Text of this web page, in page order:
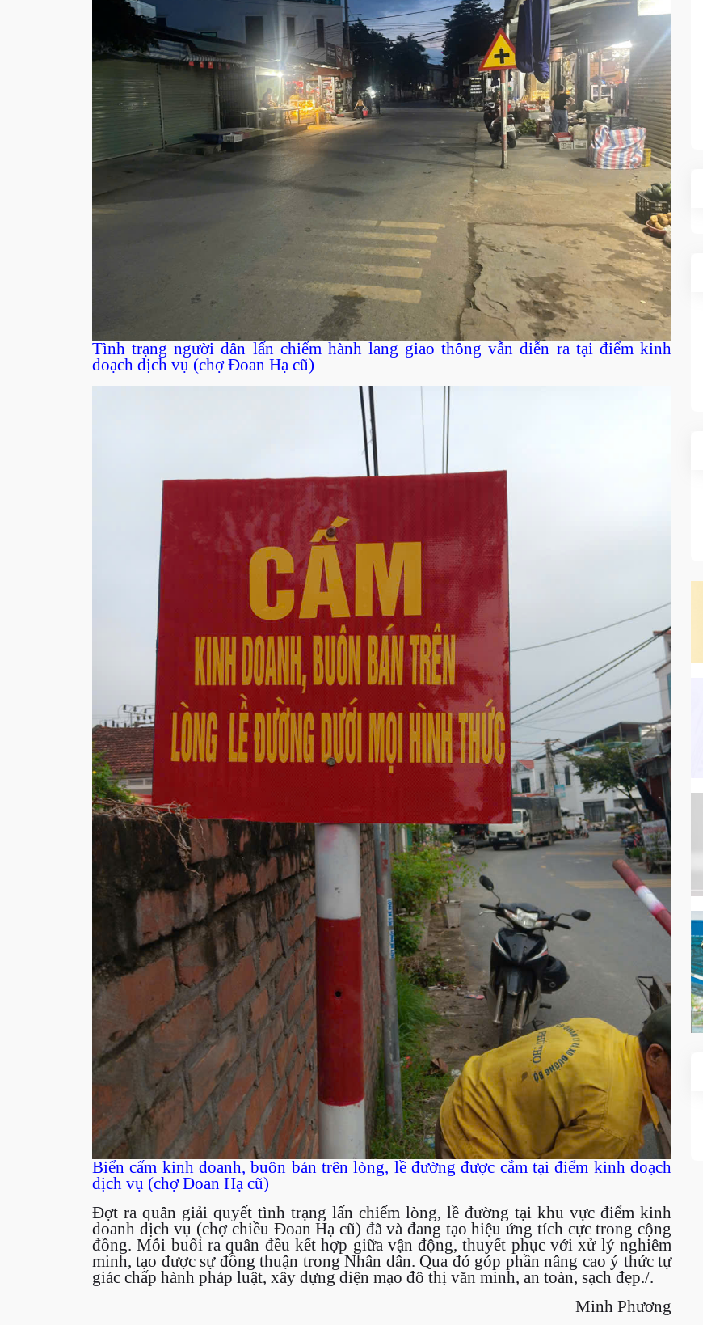
Tình trạng người dân lấn chiếm hành lang giao thông vẫn diễn ra tại điểm kinh
doạch dịch vụ (chợ Đoan Hạ cũ)
Biển cấm kinh doanh, buôn bán trên lòng, lề đường được cắm tại điểm kinh doạch
dịch vụ (chợ Đoan Hạ cũ)
Đợt ra quân giải quyết tình trạng lấn chiếm lòng, lề đường tại khu vực điểm kinh
doanh dịch vụ (chợ chiều Đoan Hạ cũ) đã và đang tạo hiệu ứng tích cực trong cộng
đồng. Mỗi buổi ra quân đều kết hợp giữa vận động, thuyết phục với xử lý nghiêm
minh, tạo được sự đồng thuận trong Nhân dân. Qua đó góp phần nâng cao ý thức tự
giác chấp hành pháp luật, xây dựng diện mạo đô thị văn minh, an toàn, sạch đẹp./.
Minh Phương